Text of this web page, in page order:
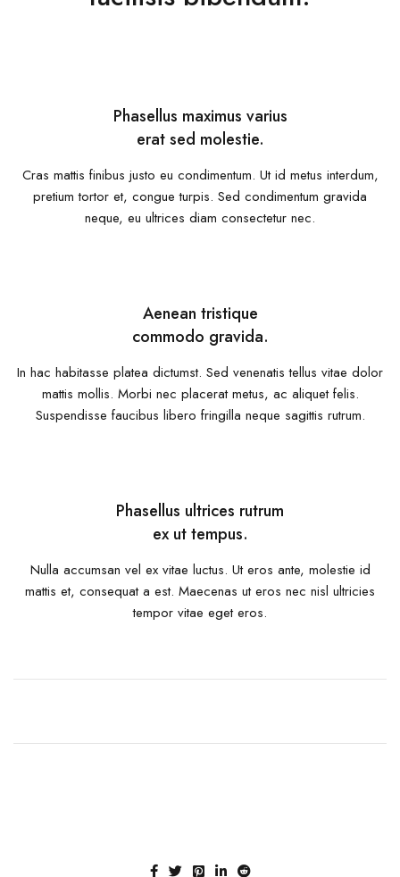
Phasellus maximus varius
erat sed molestie.
Cras mattis finibus justo eu condimentum. Ut id metus interdum,
pretium tortor et, congue turpis. Sed condimentum gravida
neque, eu ultrices diam consectetur nec.
Aenean tristique
commodo gravida.
In hac habitasse platea dictumst. Sed venenatis tellus vitae dolor
mattis mollis. Morbi nec placerat metus, ac aliquet felis.
Suspendisse faucibus libero fringilla neque sagittis rutrum.
Phasellus ultrices rutrum
ex ut tempus.
Nulla accumsan vel ex vitae luctus. Ut eros ante, molestie id
mattis et, consequat a est. Maecenas ut eros nec nisl ultricies
tempor vitae eget eros.
A team of designers